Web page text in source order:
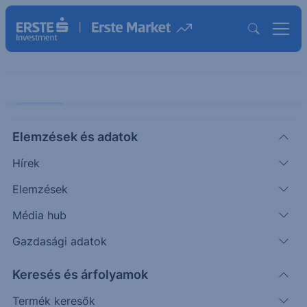
Elemzések és adatok
Hírek
Elemzések
Média hub
Gazdasági adatok
Keresés és árfolyamok
Termék keresők
gyorsjelentési szezon
Optimista hangulatban indul az amerikai
gyorsjelentési szezon. Ágazati szinten a